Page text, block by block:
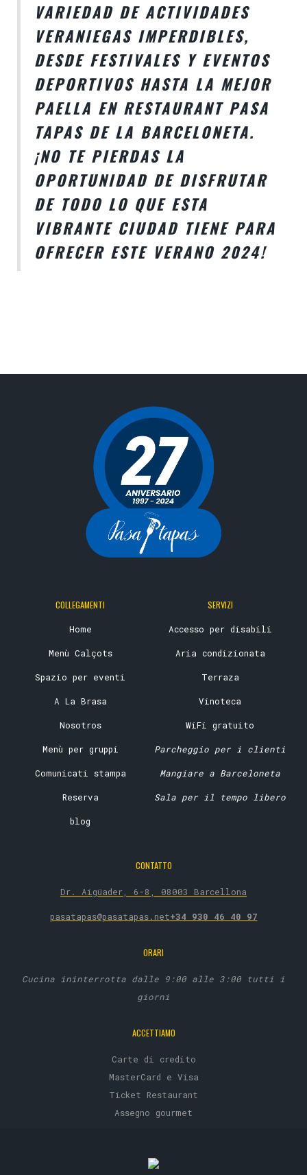
VARIEDAD DE ACTIVIDADES
VERANIEGAS IMPERDIBLES,
DESDE FESTIVALES Y EVENTOS
DEPORTIVOS HASTA LA MEJOR
PAELLA EN RESTAURANT PASA
TAPAS DE LA BARCELONETA.
¡NO TE PIERDAS LA
OPORTUNIDAD DE DISFRUTAR
DE TODO LO QUE ESTA
VIBRANTE CIUDAD TIENE PARA
OFRECER ESTE VERANO 2024!
COLLEGAMENTI
Home
Menù Calçots
Spazio per eventi
A La Brasa
Nosotros
Menù per gruppi
Comunicati stampa
Reserva
blog
SERVIZI
Accesso per disabili
Aria condizionata
Terraza
Vinoteca
WiFi gratuito
Parcheggio per i clienti
Mangiare a Barceloneta
Sala per il tempo libero
CONTATTO
Dr. Aigüader, 6-8, 08003 Barcellona
pasatapas@pasatapas.net+34 930 46 40 97
ORARI
Cucina ininterrotta dalle 9:00 alle 3:00 tutti i
giorni
ACCETTIAMO
Carte di credito
MasterCard e Visa
Ticket Restaurant
Assegno gourmet